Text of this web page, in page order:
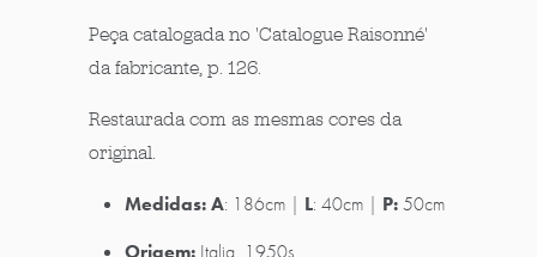
Peça catalogada no 'Catalogue Raisonné'
da fabricante, p. 126.
Restaurada com as mesmas cores da
original.
Medidas:A: 186cm | L: 40cm | P:50cm
Origem: Italia, 1950s